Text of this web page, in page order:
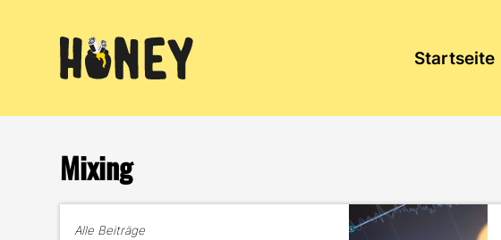
Startseite
Mixing
Alle Beiträge